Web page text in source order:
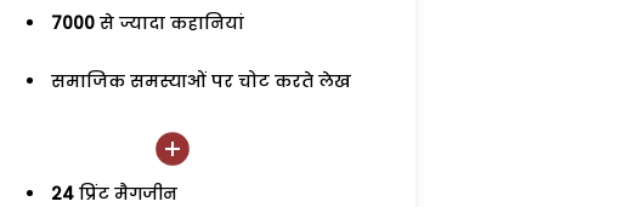
7000 से ज्यादा कहानियां
समाजिक समस्याओं पर चोट करते लेख
24 प्रिंट मैगजीन